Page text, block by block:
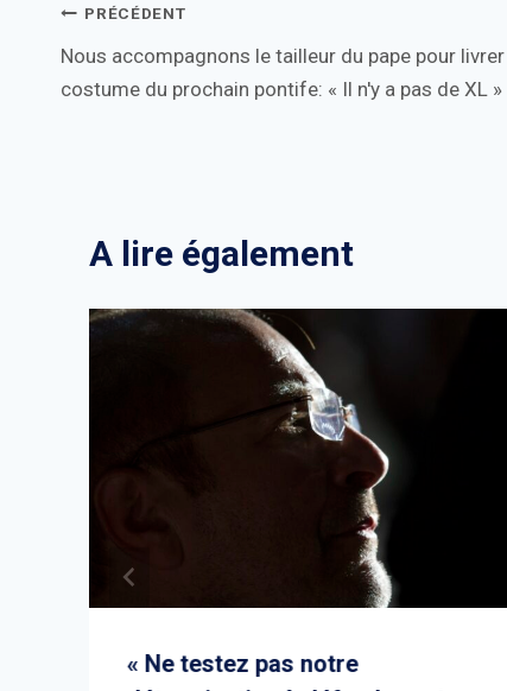
Navigation
de
PRÉCÉDENT
Nous accompagnons le tailleur du pape pour
costume du prochain pontife: « Il n'y a pas de XL »
A lire également
« Ne testez pas notre